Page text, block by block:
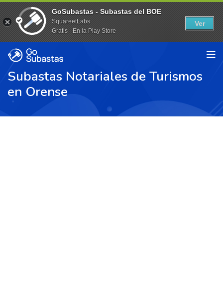
Subastas Notariales de Turismos
en Orense
GoSubastas - Subastas del BOE
SquareetLabs
Gratis - En la Play Store
Ver